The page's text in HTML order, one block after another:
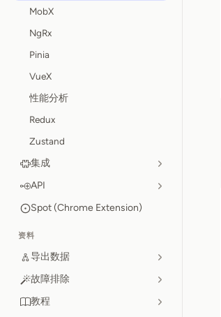
MobX
NgRx
Pinia
VueX
性能分析
Redux
Zustand
集成
API
Spot (Chrome Extension)
资料
导出数据
故障排除
教程